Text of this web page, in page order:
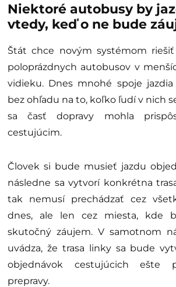
Niektoré autobusy by
vtedy, keď o ne bude
Štát chce novým systémom
poloprázdnych autobusov v
vidieku. Dnes mnohé spoje
bez ohľadu na to, koľko ľudí v nich
sa časť dopravy mohla
cestujúcim.
Človek si bude musieť jazdu
následne sa vytvorí konkrétna
tak nemusí prechádzať cez
dnes, ale len cez miesta, kde
skutočný záujem. V samotnom
uvádza, že trasa linky sa bude
objednávok cestujúcich ešte
prepravy.